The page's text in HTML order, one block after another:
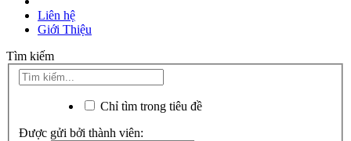
Liên hệ
Giới Thiệu
Tìm kiếm
Chỉ tìm trong tiêu đề
Được gửi bởi thành viên: